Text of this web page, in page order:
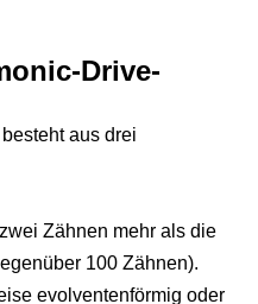
Drive-
aus drei
Zähnen mehr als die
100 Zähnen).
evolventenförmig oder